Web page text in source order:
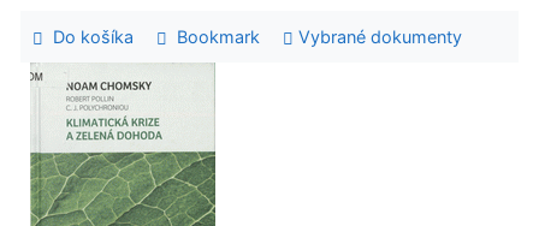
Do košíka Bookmark Vybrané dokumenty